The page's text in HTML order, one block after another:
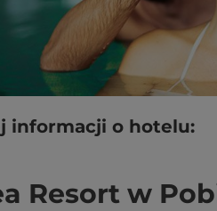
informacji o hotelu:
Resort w